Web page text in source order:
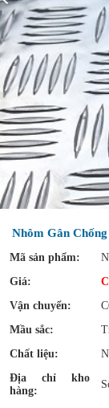
Nhôm Gân
Mã sản phẩm:
Giá:
Vận chuyển:
Mầu sắc:
Chất liệu:
Địa chỉ kho
hàng: